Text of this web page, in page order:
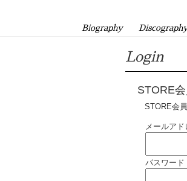
Biography
Login
STORE
STORE会
メールアド
パスワード